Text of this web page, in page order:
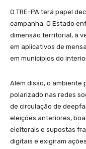
O TRE-PA terá papel
campanha. O Estado
dimensão territorial, à
em aplicativos de
em municípios do
Além disso, o ambiente
polarizado nas redes
de circulação de
eleições anteriores,
eleitorais e supostas
digitais e exigiram